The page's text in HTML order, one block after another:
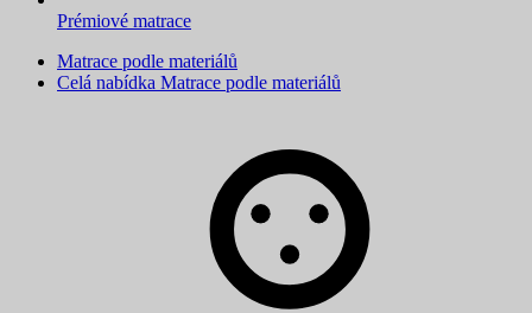
Prémiové matrace
Matrace podle materiálů
Celá nabídka Matrace podle materiálů